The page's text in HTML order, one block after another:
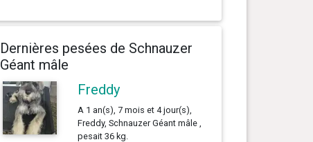
Dernières pesées de Schnauzer
Géant mâle
Freddy
A 1 an(s), 7 mois et 4 jour(s),
Freddy, Schnauzer Géant mâle ,
pesait 36 kg.